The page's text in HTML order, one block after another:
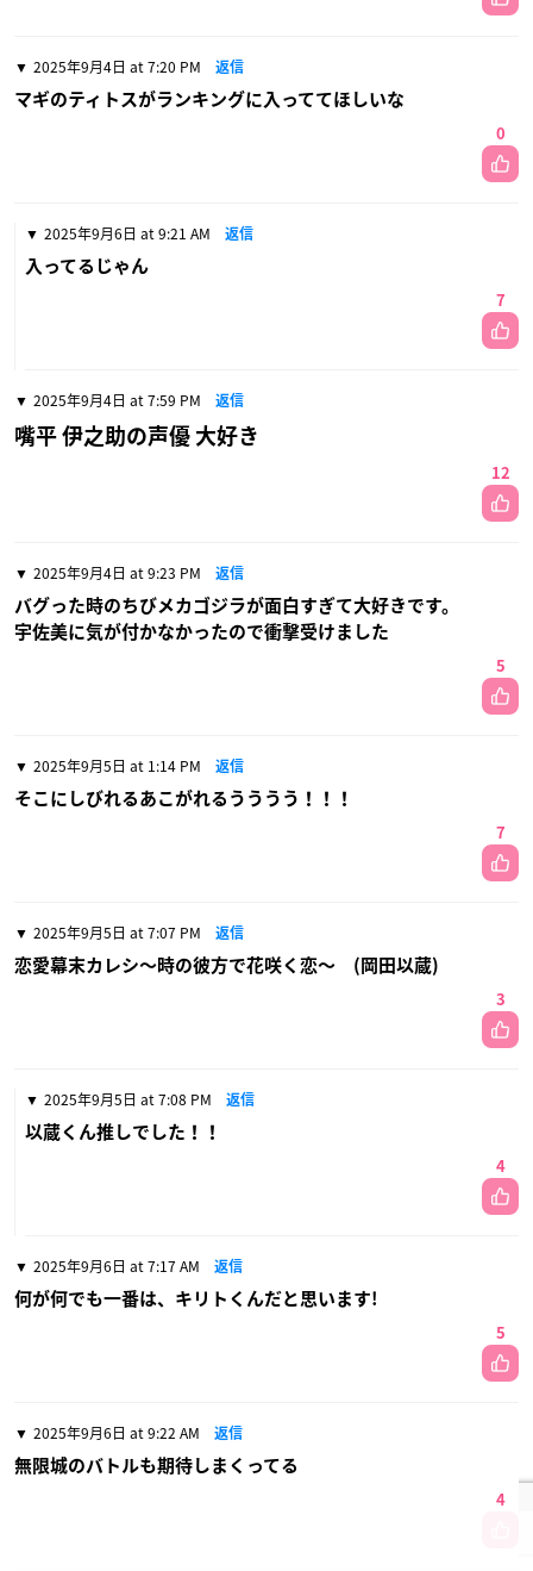
2025年9月4日 at 7:20 PM 返信
マギのティトスがランキングに入っててほしいな
0
2025年9月6日 at 9:21 AM 返信
入ってるじゃん
7
2025年9月4日 at 7:59 PM 返信
嘴平 伊之助の声優 大好き
12
2025年9月4日 at 9:23 PM 返信
バグった時のちびメカゴジラが面白すぎて大好きです。
宇佐美に気が付かなかったので衝撃受けました
5
2025年9月5日 at 1:14 PM 返信
そこにしびれるあこがれるうううう！！！
7
2025年9月5日 at 7:07 PM 返信
恋愛幕末カレシ〜時の彼方で花咲く恋〜 (岡田以蔵)
3
2025年9月5日 at 7:08 PM 返信
以蔵くん推しでした！！
4
2025年9月6日 at 7:17 AM 返信
何が何でも一番は、キリトくんだと思います!
5
2025年9月6日 at 9:22 AM 返信
無限城のバトルも期待しまくってる
4